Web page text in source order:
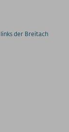
der Breitach